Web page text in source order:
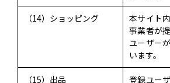
（14）ショッピング
本サイト
事業者が
ユーザー
います。
（15）出品
登録ユー